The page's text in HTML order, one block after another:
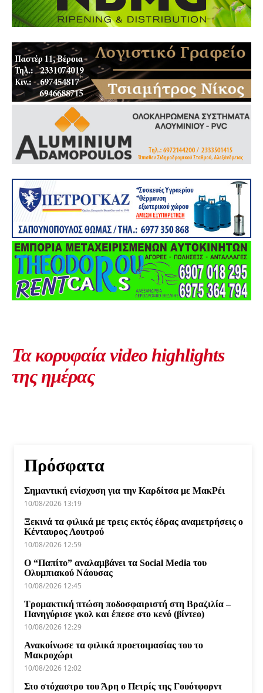
Τα κορυφαία video highlights
της ημέρας
Πρόσφατα
Σημαντική ενίσχυση για την Καρδίτσα με ΜακΡέι
10/08/2026 13:19
Ξεκινά τα φιλικά με τρεις εκτός έδρας αναμετρήσεις ο
Κένταυρος Λουτρού
10/08/2026 12:59
Ο “Παπίτο” αναλαμβάνει τα Social Media του
Ολυμπιακού Νάουσας
10/08/2026 12:45
Τρομακτική πτώση ποδοσφαιριστή στη Βραζιλία –
Πανηγύρισε γκολ και έπεσε στο κενό (βίντεο)
10/08/2026 12:29
Ανακοίνωσε τα φιλικά προετοιμασίας του το
Μακροχώρι
10/08/2026 12:02
Στο στόχαστρο του Άρη ο Πετρίς της Γουότφορντ